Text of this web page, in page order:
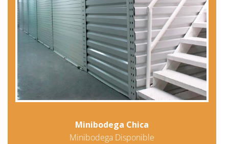
Minibodega Chica
Minibodega Disponible